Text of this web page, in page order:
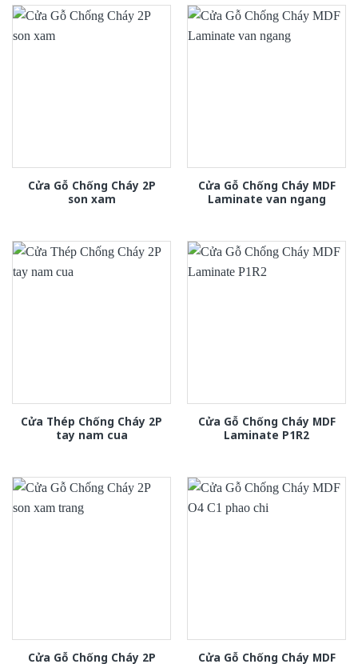
Cửa Gỗ Chống Cháy 2P
son xam
Cửa Gỗ Chống Cháy MDF
Laminate van ngang
Cửa Thép Chống Cháy 2P
tay nam cua
Cửa Gỗ Chống Cháy MDF
Laminate P1R2
Cửa Gỗ Chống Cháy 2P
Cửa Gỗ Chống Cháy MDF